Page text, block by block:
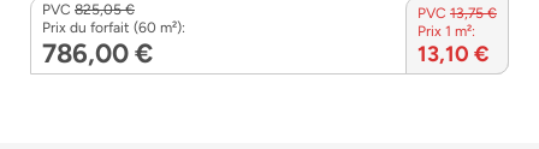
PVC 825,05 €
Prix du forfait (60 m²):
786,00 €
PVC 13,75 €
Prix 1 m²:
13,10 €